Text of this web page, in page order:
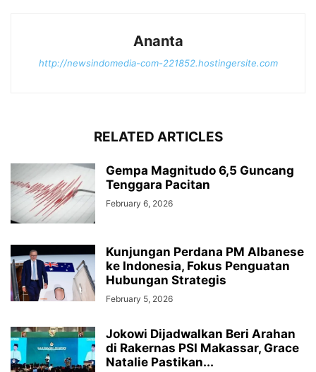
Ananta
http://newsindomedia-com-221852.hostingersite.com
RELATED ARTICLES
Gempa Magnitudo 6,5 Guncang
Tenggara Pacitan
February 6, 2026
Kunjungan Perdana PM Albanese
ke Indonesia, Fokus Penguatan
Hubungan Strategis
February 5, 2026
Jokowi Dijadwalkan Beri Arahan
di Rakernas PSI Makassar, Grace
Natalie Pastikan...